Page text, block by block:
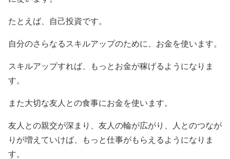
たとえば、自己投資です。
自分のさらなるスキルアップのために、お金を使います。
スキルアップすれば、もっとお金が稼げるようになりま
す。
また大切な友人との食事にお金を使います。
友人との親交が深まり、友人の輪が広がり、人とのつなが
りが増えていけば、もっと仕事がもらえるようになりま
す。